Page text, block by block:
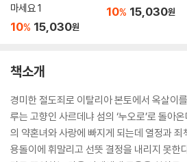
마세요 1
10% 15,030원
10% 15,030원
책소개
경미한 절도죄로 이탈리아 본토에서 옥살이
루는 고향인 사르데냐 섬의 ‘누오로’로 돌아
의 약혼녀와 사랑에 빠지게 되는데 열정과 죄
용돌이에 휘말리고 선뜻 결정을 내리지 못한